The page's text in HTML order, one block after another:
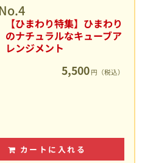
【ひまわり特集】ひまわり
のナチュラルなキューブア
レンジメント
5,500 円（税込）
カートに入れる